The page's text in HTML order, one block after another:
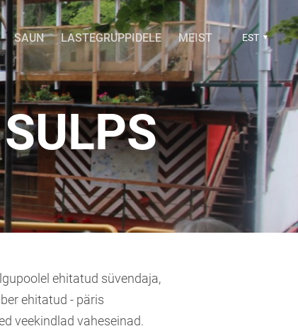
SAUN LASTEGRUPPIDELE MEIST EST
ehitatud süvendaja,
ehitatud - päris
veekindlad vaheseinad.